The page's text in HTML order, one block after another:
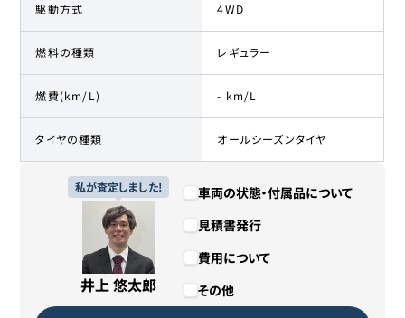
駆動方式 4WD
燃料の種類 レギュラー
燃費(km/L) - km/L
タイヤの種類 オールシーズンタイヤ
私が査定しました!
井上 悠太郎
車両の状態・付属品について
見積書発行
費用について
その他